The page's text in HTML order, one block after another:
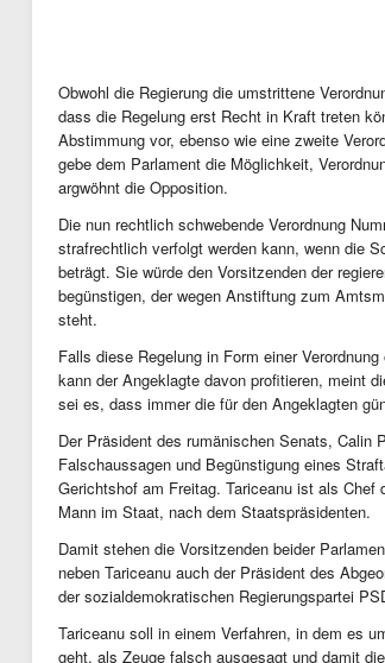
Obwohl die Regierung die umstrittene
dass die Regelung erst Recht in Kraft treten
Abstimmung vor, ebenso wie eine zweite
gebe dem Parlament die Möglichkeit,
argwöhnt die Opposition.
Die nun rechtlich schwebende Verordnung
strafrechtlich verfolgt werden kann, wenn die
beträgt. Sie würde den Vorsitzenden der
begünstigen, der wegen Anstiftung zum
steht.
Falls diese Regelung in Form einer
kann der Angeklagte davon profitieren, meint
sei es, dass immer die für den Angeklagten
Der Präsident des rumänischen Senats, Calin
Falschaussagen und Begünstigung eines
Gerichtshof am Freitag. Tariceanu ist als
Mann im Staat, nach dem Staatspräsidenten.
Damit stehen die Vorsitzenden beider
neben Tariceanu auch der Präsident des
der sozialdemokratischen Regierungspartei
Tariceanu soll in einem Verfahren, in dem es
geht, als Zeuge falsch ausgesagt und damit